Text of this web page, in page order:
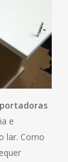
e
lar. Como